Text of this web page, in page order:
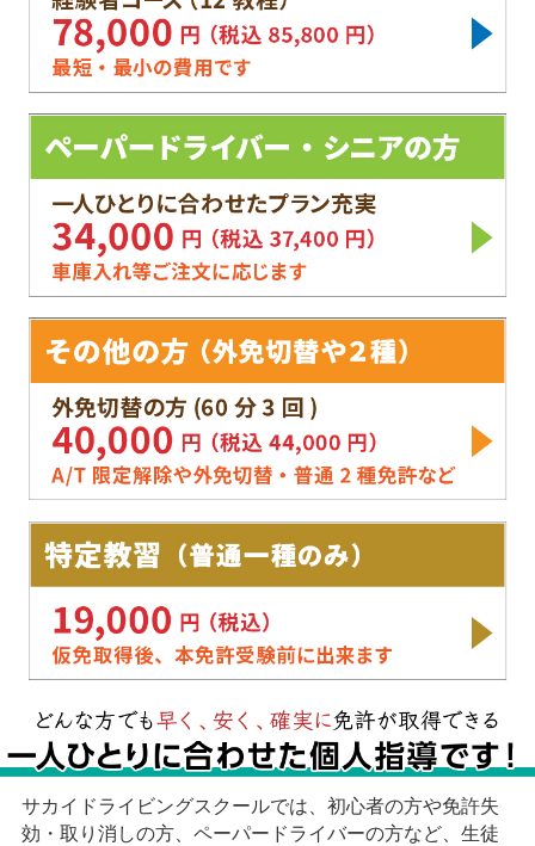
サカイドライビングスクールでは、初心者の方や免許失
効・取り消しの方、ペーパードライバーの方など、生徒